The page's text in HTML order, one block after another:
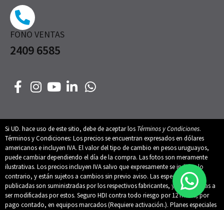
FONO VENTAS
2409 6585
Si UD. hace uso de este sitio, debe de aceptar los Términos y Condiciones.
Términos y Condiciones: Los precios se encuentran expresados en dólares
americanos e incluyen IVA. El valor del tipo de cambio en pesos uruguayos,
puede cambiar dependiendo el día de la compra. Las fotos son meramente
ilustrativas. Los precios incluyen IVA salvo que expresamente se indique lo
contrario, y están sujetos a cambios sin previo aviso. Las especificaciones
publicadas son suministradas por los respectivos fabricantes, y están sujetas a
ser modificadas por estos. Seguro HDI contra todo riesgo por 12 meses, por
pago contado, en equipos marcados (Requiere activación.). Planes especiales